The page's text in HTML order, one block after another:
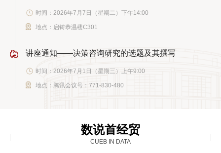
时间：2026年7月7日（星期二）下午14:00
地点：启铸恭温楼C301
讲座通知——决策咨询研究的选题及其撰写
时间：2026年7月1日（星期三）上午9:00
地点：腾讯会议号：771-830-480
数说首经贸
CUEB IN DATA